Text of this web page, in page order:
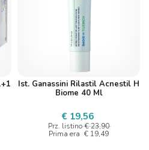
Ist. Ganassini Rilastil Acnestil H
Biome 40 Ml
€ 19,56
Prz. listino € 23,90
Prima era € 19,49